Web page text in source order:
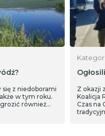
z niedoborami
w tym roku.
również…
Z okazji
Koalicja
Czas na